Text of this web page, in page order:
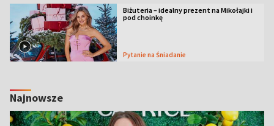
Biżuteria – idealny prezent na Mikołajki i
pod choinkę
Pytanie na Śniadanie
Najnowsze